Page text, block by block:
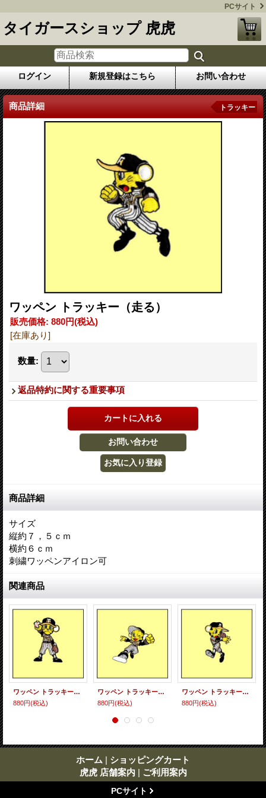
PCサイト
タイガースショップ 虎虎
ログイン 新規登録はこちら お問い合わせ
商品詳細 トラッキー
ワッペン トラッキー（走る）
販売価格: 880円(税込)
[在庫あり]
数量:
返品特約に関する重要事項
商品詳細
サイズ
縦約７，５ｃｍ
横約６ｃｍ
刺繍ワッペンアイロン可
関連商品
ワッペン トラッキー（三振予告）
880円(税込)
ワッペン トラッキー（スライディング）
880円(税込)
ワッペン トラッキー（ジャンピングスロー）
880円(税込)
ホーム | ショッピングカート
虎虎 店舗案内 | ご利用案内
PCサイト